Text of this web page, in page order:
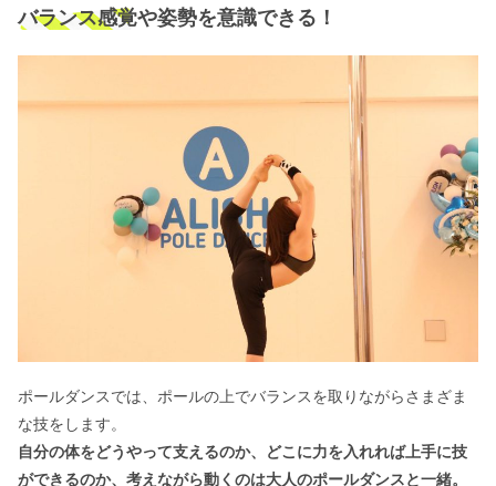
バランス感覚や姿勢を意識できる！
ポールダンスでは、ポールの上でバランスを取りながらさまざま
な技をします。
自分の体をどうやって支えるのか、どこに力を入れれば上手に技
ができるのか、考えながら動くのは大人のポールダンスと一緒。